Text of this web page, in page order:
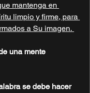
mantenga en
limpio y firme, para
a Su imagen.
una mente
se debe hacer